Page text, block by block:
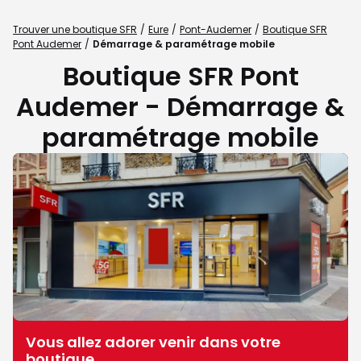
Trouver une boutique SFR Eure Pont-Audemer
Boutique SFR
Pont Audemer
Démarrage & paramétrage mobile
Boutique SFR Pont
Audemer - Démarrage &
paramétrage mobile
Vous allez adorer venir dans votre